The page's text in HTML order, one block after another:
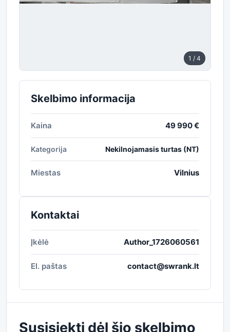
1 / 4
Skelbimo informacija
Kaina 49 990 €
Kategorija Nekilnojamasis turtas (NT)
Miestas Vilnius
Kontaktai
Įkėlė Author_1726060561
El. paštas contact@swrank.lt
Susisiekti dėl šio skelbimo